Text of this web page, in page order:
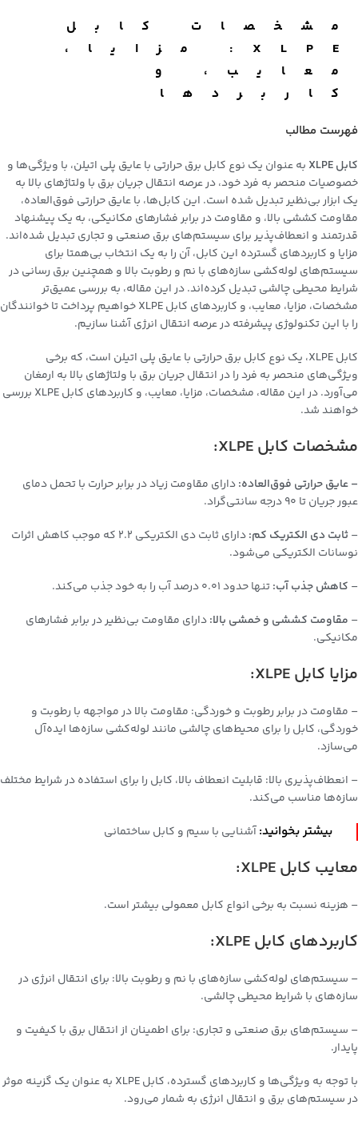
مشخصات کابل
XLPE: مزایا،
معایب، و
کاربردها
فهرست مطالب
کابل XLPE
به عنوان یک نوع کابل برق حرارتی با عایق پلی اتیلن، با ویژگی‌ها و
خصوصیات منحصر به فرد خود، در عرصه انتقال جریان برق با ولتاژهای بالا به
یک ابزار بی‌نظیر تبدیل شده است. این کابل‌ها، با عایق حرارتی فوق‌العاده،
مقاومت کششی بالا، و مقاومت در برابر فشارهای مکانیکی، به یک پیشنهاد
قدرتمند و انعطاف‌پذیر برای سیستم‌های برق صنعتی و تجاری تبدیل شده‌اند.
مزایا و کاربردهای گسترده این کابل، آن را به یک انتخاب بی‌همتا برای
سیستم‌های لوله‌کشی سازه‌های با نم و رطوبت بالا و همچنین برق رسانی در
شرایط محیطی چالشی تبدیل کرده‌اند. در این مقاله، به بررسی عمیق‌تر
مشخصات، مزایا، معایب، و کاربردهای کابل XLPE خواهیم پرداخت تا خوانندگان
را با این تکنولوژی پیشرفته در عرصه انتقال انرژی آشنا سازیم.
کابل XLPE، یک نوع کابل برق حرارتی با عایق پلی اتیلن است، که برخی
ویژگی‌های منحصر به فرد را در انتقال جریان برق با ولتاژهای بالا به ارمغان
می‌آورد. در این مقاله، مشخصات، مزایا، معایب، و کاربردهای کابل XLPE بررسی
خواهند شد.
مشخصات کابل XLPE:
– عایق حرارتی فوق‌العاده:دارای مقاومت زیاد در برابر حرارت با تحمل دمای
عبور جریان تا ۹۰ درجه سانتی‌گراد.
–ثابت دی الکتریک کم:
دارای ثابت دی الکتریکی 2.2 که موجب کاهش اثرات
نوسانات الکتریکی می‌شود.
– کاهش جذب آب:تنها حدود 0.01 درصد آب را به خود جذب می‌کند.
– مقاومت کششی و خمشی بالا:دارای مقاومت بی‌نظیر در برابر فشارهای
مکانیکی.
مزایا کابل XLPE:
– مقاومت در برابر رطوبت و خوردگی: مقاومت بالا در مواجهه با رطوبت و
خوردگی، کابل را برای محیط‌های چالشی مانند لوله‌کشی سازه‌ها ایده‌آل
می‌سازد.
– انعطاف‌پذیری بالا: قابلیت انعطاف بالا، کابل را برای استفاده در شرایط مختلف
سازه‌ها مناسب می‌کند.
بیشتر بخوانید:آشنایی با سیم و کابل ساختمانی
معایب کابل XLPE:
– هزینه نسبت به برخی انواع کابل معمولی بیشتر است.
کاربردهای کابل XLPE:
– سیستم‌های لوله‌کشی سازه‌های با نم و رطوبت بالا: برای انتقال انرژی در
سازه‌های با شرایط محیطی چالشی.
– سیستم‌های برق صنعتی و تجاری: برای اطمینان از انتقال برق با کیفیت و
پایدار.
با توجه به ویژگی‌ها و کاربردهای گسترده، کابل XLPE به عنوان یک گزینه موثر
در سیستم‌های برق و انتقال انرژی به شمار می‌رود.